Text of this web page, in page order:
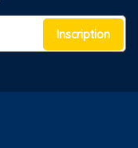
Inscription